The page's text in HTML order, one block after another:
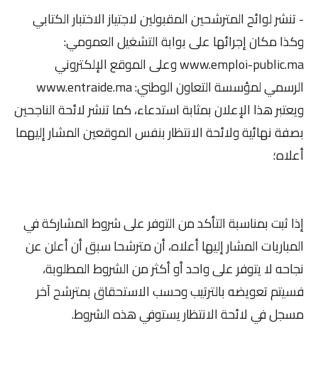
- تنشر لوائح المترشحين المقبولين لاجتياز الاختبار الكتابي
وكذا مكان إجرائها على بوابة التشغيل العمومي:
www.emploi-public.ma وعلى الموقع الإلكتروني
الرسمي لمؤسسة التعاون الوطني: www.entraide.ma
ويعتبر هذا الإعلان بمثابة استدعاء، كما تنشر لائحة الناجحين
بصفة نهائية ولائحة الانتظار بنفس الموقعين المشار إليهما
أعلاه؛
إذا ثبت بمناسبة التأكد من التوفر على شروط المشاركة في
المباريات المشار إليها أعلاه، أن مترشحا سبق أن أعلن عن
نجاحه لا يتوفر على واحد أو أكثر من الشروط المطلوبة،
فسيتم تعويضه بالترتيب وحسب الاستحقاق بمترشح آخر
مسجل في لائحة الانتظار يستوفي هذه الشروط.